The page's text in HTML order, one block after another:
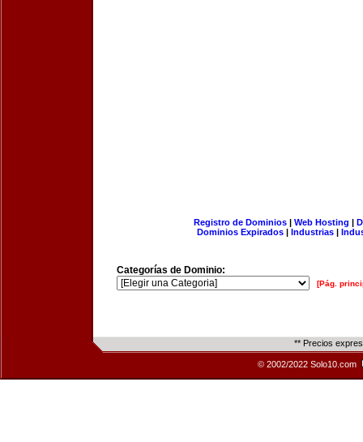
Registro de Dominios| Web Hosting |
Dominios Expirados | Industrias |
Categorías de Dominio:
[Pág.
** Precios
© 2002/2022 Solo10.com